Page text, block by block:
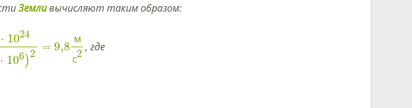
Земливычисляют таким образом:
⋅ 1024
⋅ 106)2
= 9,8
м
с2
, где